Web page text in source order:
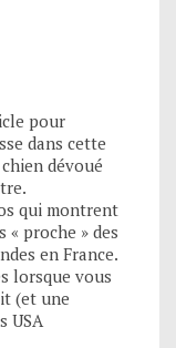
pour
dans cette
dévoué
qui montrent
« proche » des
en France.
lorsque vous
(et une
USA